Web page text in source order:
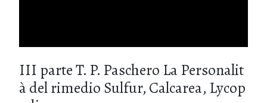
III parte T. P. Paschero La Personalit
à del rimedio Sulfur, Calcarea, Lycop